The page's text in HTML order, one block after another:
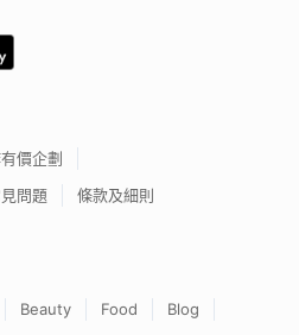
價企劃
問題 條款及細則
Beauty Food Blog